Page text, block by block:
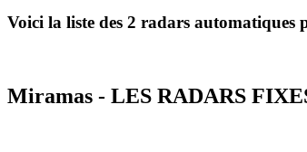
Voici la liste des 2 radars automatiques
Miramas - LES RADARS